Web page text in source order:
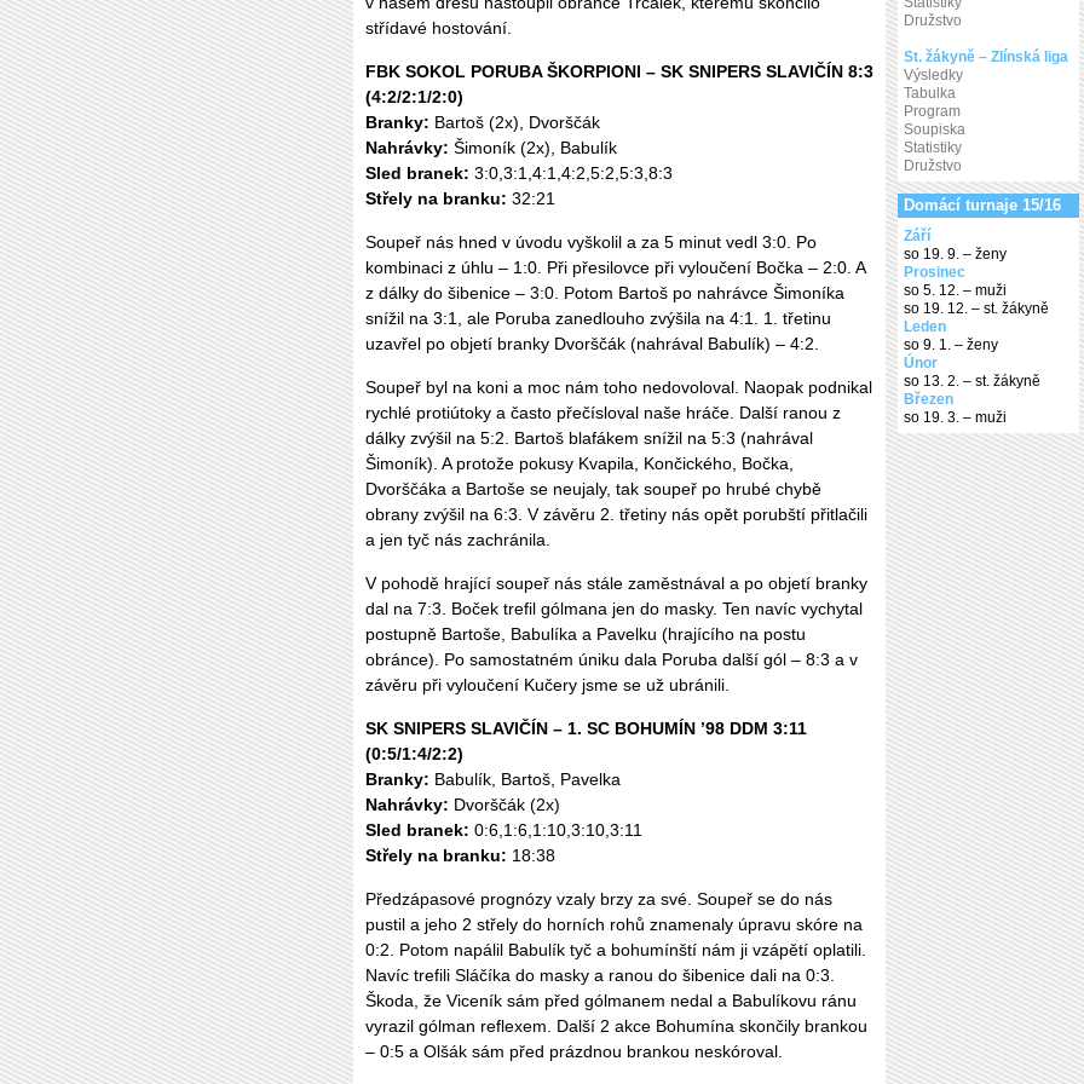
střídavé hostování.
FBK SOKOL PORUBA ŠKORPIONI – SK SNIPERS SLAVIČÍN 8:3
(4:2/2:1/2:0)
Branky: Bartoš (2x), Dvorščák
Nahrávky: Šimoník (2x), Babulík
Sled branek: 3:0,3:1,4:1,4:2,5:2,5:3,8:3
Střely na branku: 32:21
Soupeř nás hned v úvodu vyškolil a za 5 minut vedl 3:0. Po
kombinaci z úhlu – 1:0. Při přesilovce při vyloučení Bočka – 2:0. A
z dálky do šibenice – 3:0. Potom Bartoš po nahrávce Šimoníka
snížil na 3:1, ale Poruba zanedlouho zvýšila na 4:1. 1. třetinu
uzavřel po objetí branky Dvorščák (nahrával Babulík) – 4:2.
Soupeř byl na koni a moc nám toho nedovoloval. Naopak podnikal
rychlé protiútoky a často přečísloval naše hráče. Další ranou z
dálky zvýšil na 5:2. Bartoš blafákem snížil na 5:3 (nahrával
Šimoník). A protože pokusy Kvapila, Končického, Bočka,
Dvorščáka a Bartoše se neujaly, tak soupeř po hrubé chybě
obrany zvýšil na 6:3. V závěru 2. třetiny nás opět porubští přitlačili
a jen tyč nás zachránila.
V pohodě hrající soupeř nás stále zaměstnával a po objetí branky
dal na 7:3. Boček trefil gólmana jen do masky. Ten navíc vychytal
postupně Bartoše, Babulíka a Pavelku (hrajícího na postu
obránce). Po samostatném úniku dala Poruba další gól – 8:3 a v
závěru při vyloučení Kučery jsme se už ubránili.
SK SNIPERS SLAVIČÍN – 1. SC BOHUMÍN ’98 DDM 3:11
(0:5/1:4/2:2)
Branky: Babulík, Bartoš, Pavelka
Nahrávky: Dvorščák (2x)
Sled branek: 0:6,1:6,1:10,3:10,3:11
Střely na branku: 18:38
Předzápasové prognózy vzaly brzy za své. Soupeř se do nás
pustil a jeho 2 střely do horních rohů znamenaly úpravu skóre na
0:2. Potom napálil Babulík tyč a bohumínští nám ji vzápětí oplatili.
Navíc trefili Sláčíka do masky a ranou do šibenice dali na 0:3.
Škoda, že Viceník sám před gólmanem nedal a Babulíkovu ránu
vyrazil gólman reflexem. Další 2 akce Bohumína skončily brankou
– 0:5 a Olšák sám před prázdnou brankou neskóroval.
Družstvo
St. žákyně – Zlínská liga
Výsledky
Tabulka
Program
Soupiska
Statistiky
Družstvo
Domácí turnaje 15/16
Září
so 19. 9. – ženy
Prosinec
so 5. 12. – muži
so 19. 12. – st. žákyně
Leden
so 9. 1. – ženy
Únor
so 13. 2. – st. žákyně
Březen
so 19. 3. – muži